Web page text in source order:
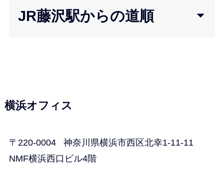
JR藤沢駅からの道順
横浜オフィス
〒220-0004 神奈川県横浜市西区北幸1-11-11
NMF横浜西口ビル4階